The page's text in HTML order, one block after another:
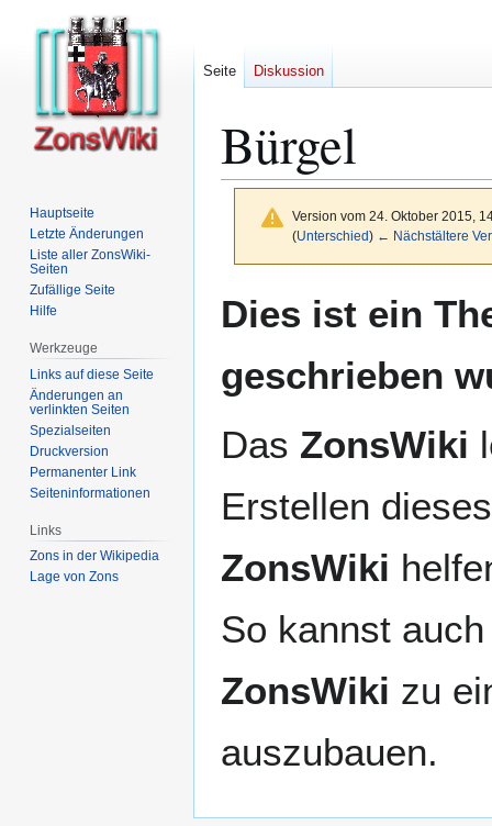
Bürgel
Version vom 24. Oktober 2015,
(Unterschied) ← Nächstältere
Navigation
Suche
Dies ist ein
geschrieben
Das ZonsWiki
Erstellen
ZonsWiki
So kannst
ZonsWiki zu
auszubauen.
Seite Diskussion
Hauptseite
Letzte Änderungen
Liste aller ZonsWiki-
Seiten
Zufällige Seite
Hilfe
Werkzeuge
Links auf diese Seite
Änderungen an
verlinkten Seiten
Spezialseiten
Druckversion
Permanenter Link
Seiten­­informationen
Links
Zons in der Wikipedia
Lage von Zons